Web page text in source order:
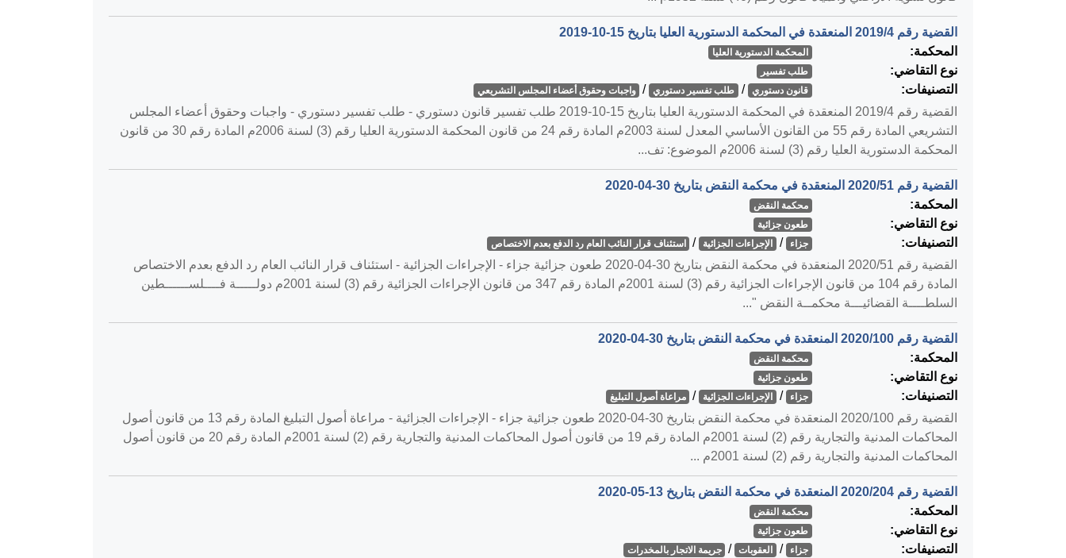
القضية رقم ‎4‏/‎2019‏ المنعقدة في المحكمة الدستورية العليا بتاريخ ‎2019-10-15‏
المحكمة:
المحكمة الدستورية العليا
نوع التقاضي: طلب تفسير
التصنيفات: قانون دستوري / طلب تفسير دستوري / واجبات وحقوق أعضاء المجلس التشريعي
القضية رقم ‎4‏/‎2019‏ المنعقدة في المحكمة الدستورية العليا بتاريخ ‎2019-10-15‏ طلب تفسير قانون دستوري - طلب تفسير دستوري - واجبات وحقوق أعضاء المجلس
التشريعي المادة رقم 55 من القانون الأساسي المعدل لسنة 2003م المادة رقم 24 من قانون المحكمة الدستورية العليا رقم (3) لسنة 2006م المادة رقم 30 من قانون
المحكمة الدستورية العليا رقم (3) لسنة 2006م الموضوع: تف...
القضية رقم ‎51‏/‎2020‏ المنعقدة في محكمة النقض بتاريخ ‎2020-04-30‏
المحكمة:
محكمة النقض
نوع التقاضي: طعون جزائية
التصنيفات: جزاء / الإجراءات الجزائية / استئناف قرار النائب العام رد الدفع بعدم الاختصاص
القضية رقم ‎51‏/‎2020‏ المنعقدة في محكمة النقض بتاريخ ‎2020-04-30‏ طعون جزائية جزاء - الإجراءات الجزائية - استئناف قرار النائب العام رد الدفع بعدم الاختصاص
المادة رقم 104 من قانون الإجراءات الجزائية رقم (3) لسنة 2001م المادة رقم 347 من قانون الإجراءات الجزائية رقم (3) لسنة 2001م دولـــــة فــــلســــــطين
السلطــــة القضائيـــة محكمــة النقض "...
القضية رقم ‎100‏/‎2020‏ المنعقدة في محكمة النقض بتاريخ ‎2020-04-30‏
المحكمة:
محكمة النقض
نوع التقاضي: طعون جزائية
التصنيفات: جزاء / الإجراءات الجزائية / مراعاة أصول التبليغ
القضية رقم ‎100‏/‎2020‏ المنعقدة في محكمة النقض بتاريخ ‎2020-04-30‏ طعون جزائية جزاء - الإجراءات الجزائية - مراعاة أصول التبليغ المادة رقم 13 من قانون أصول
المحاكمات المدنية والتجارية رقم (2) لسنة 2001م المادة رقم 19 من قانون أصول المحاكمات المدنية والتجارية رقم (2) لسنة 2001م المادة رقم 20 من قانون أصول
المحاكمات المدنية والتجارية رقم (2) لسنة 2001م ...
القضية رقم ‎204‏/‎2020‏ المنعقدة في محكمة النقض بتاريخ ‎2020-05-13‏
المحكمة:
محكمة النقض
نوع التقاضي: طعون جزائية
التصنيفات: جزاء / العقوبات / جريمة الاتجار بالمخدرات